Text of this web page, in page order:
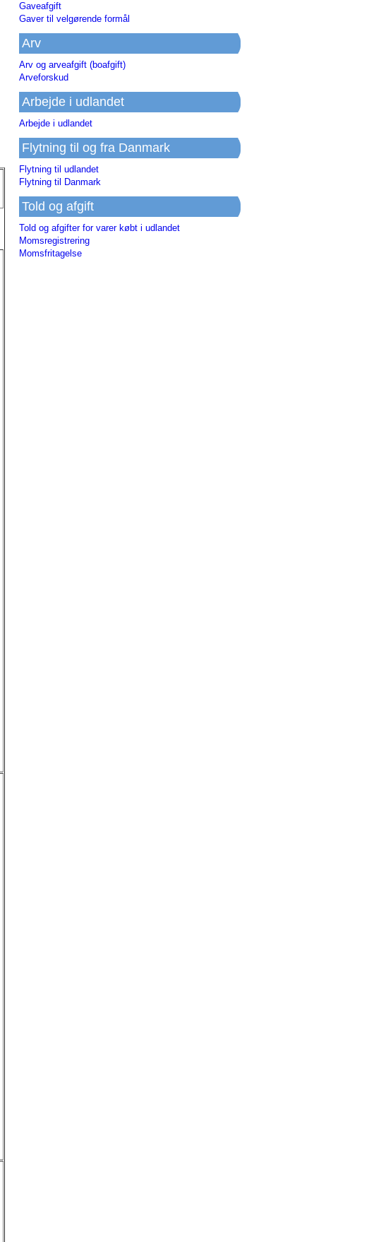
Gaveafgift
Gaver til velgørende formål
Arv
Arv og arveafgift (boafgift)
Arveforskud
Arbejde i udlandet
Arbejde i udlandet
Flytning til og fra Danmark
Flytning til udlandet
Flytning til Danmark
Told og afgift
Told og afgifter for varer købt i udlandet
Momsregistrering
Momsfritagelse